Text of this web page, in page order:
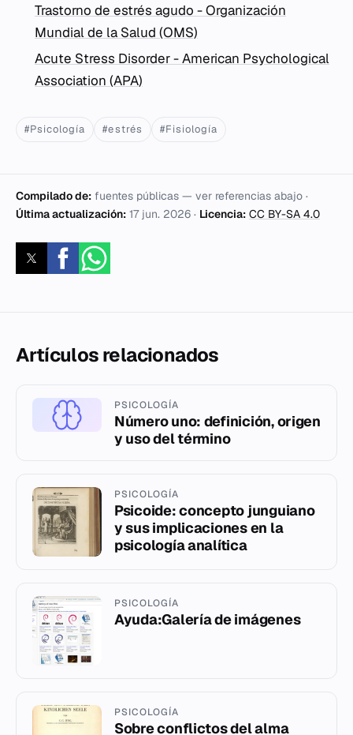
Trastorno de estrés agudo - Organización
Mundial de la Salud (OMS)
Acute Stress Disorder - American Psychological
Association (APA)
#Psicología #estrés #Fisiología
Compilado de: fuentes públicas — ver referencias abajo ·
Última actualización: 17 jun. 2026 · Licencia: CC BY-SA 4.0
Artículos relacionados
PSICOLOGÍA
Número uno: definición, origen
y uso del término
PSICOLOGÍA
Psicoide: concepto junguiano
y sus implicaciones en la
psicología analítica
PSICOLOGÍA
Ayuda:Galería de imágenes
PSICOLOGÍA
Sobre conflictos del alma